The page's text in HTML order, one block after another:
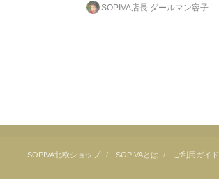
SOPIVA店長 ダールマン容子
SOPIVA北欧ショップ SOPIVAとは ご利用ガイド